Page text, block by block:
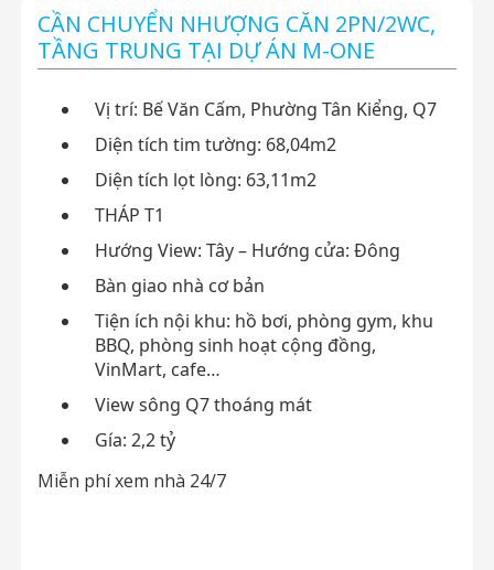
CẦN CHUYỂN NHƯỢNG CĂN 2PN/2WC,
TẦNG TRUNG TẠI DỰ ÁN M-ONE
Vị trí: Bế Văn Cấm, Phường Tân Kiểng, Q7
Diện tích tim tường: 68,04m2
Diện tích lọt lòng: 63,11m2
THÁP T1
Hướng View: Tây – Hướng cửa: Đông
Bàn giao nhà cơ bản
Tiện ích nội khu: hồ bơi, phòng gym, khu
BBQ, phòng sinh hoạt cộng đồng,
VinMart, cafe…
View sông Q7 thoáng mát
Gía: 2,2 tỷ
Miễn phí xem nhà 24/7